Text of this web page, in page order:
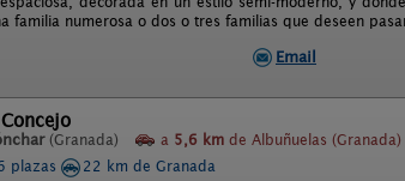
familia numerosa o dos o tres familias que deseen
Email
(Granada) a 5,6 km de Albuñuelas (Granada)
plazas
22 km de Granada